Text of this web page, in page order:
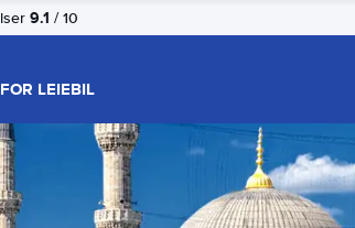
9.1 / 10
LEIEBIL